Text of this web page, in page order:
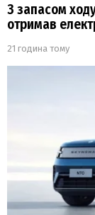
З запасом
отримав
21 година тому